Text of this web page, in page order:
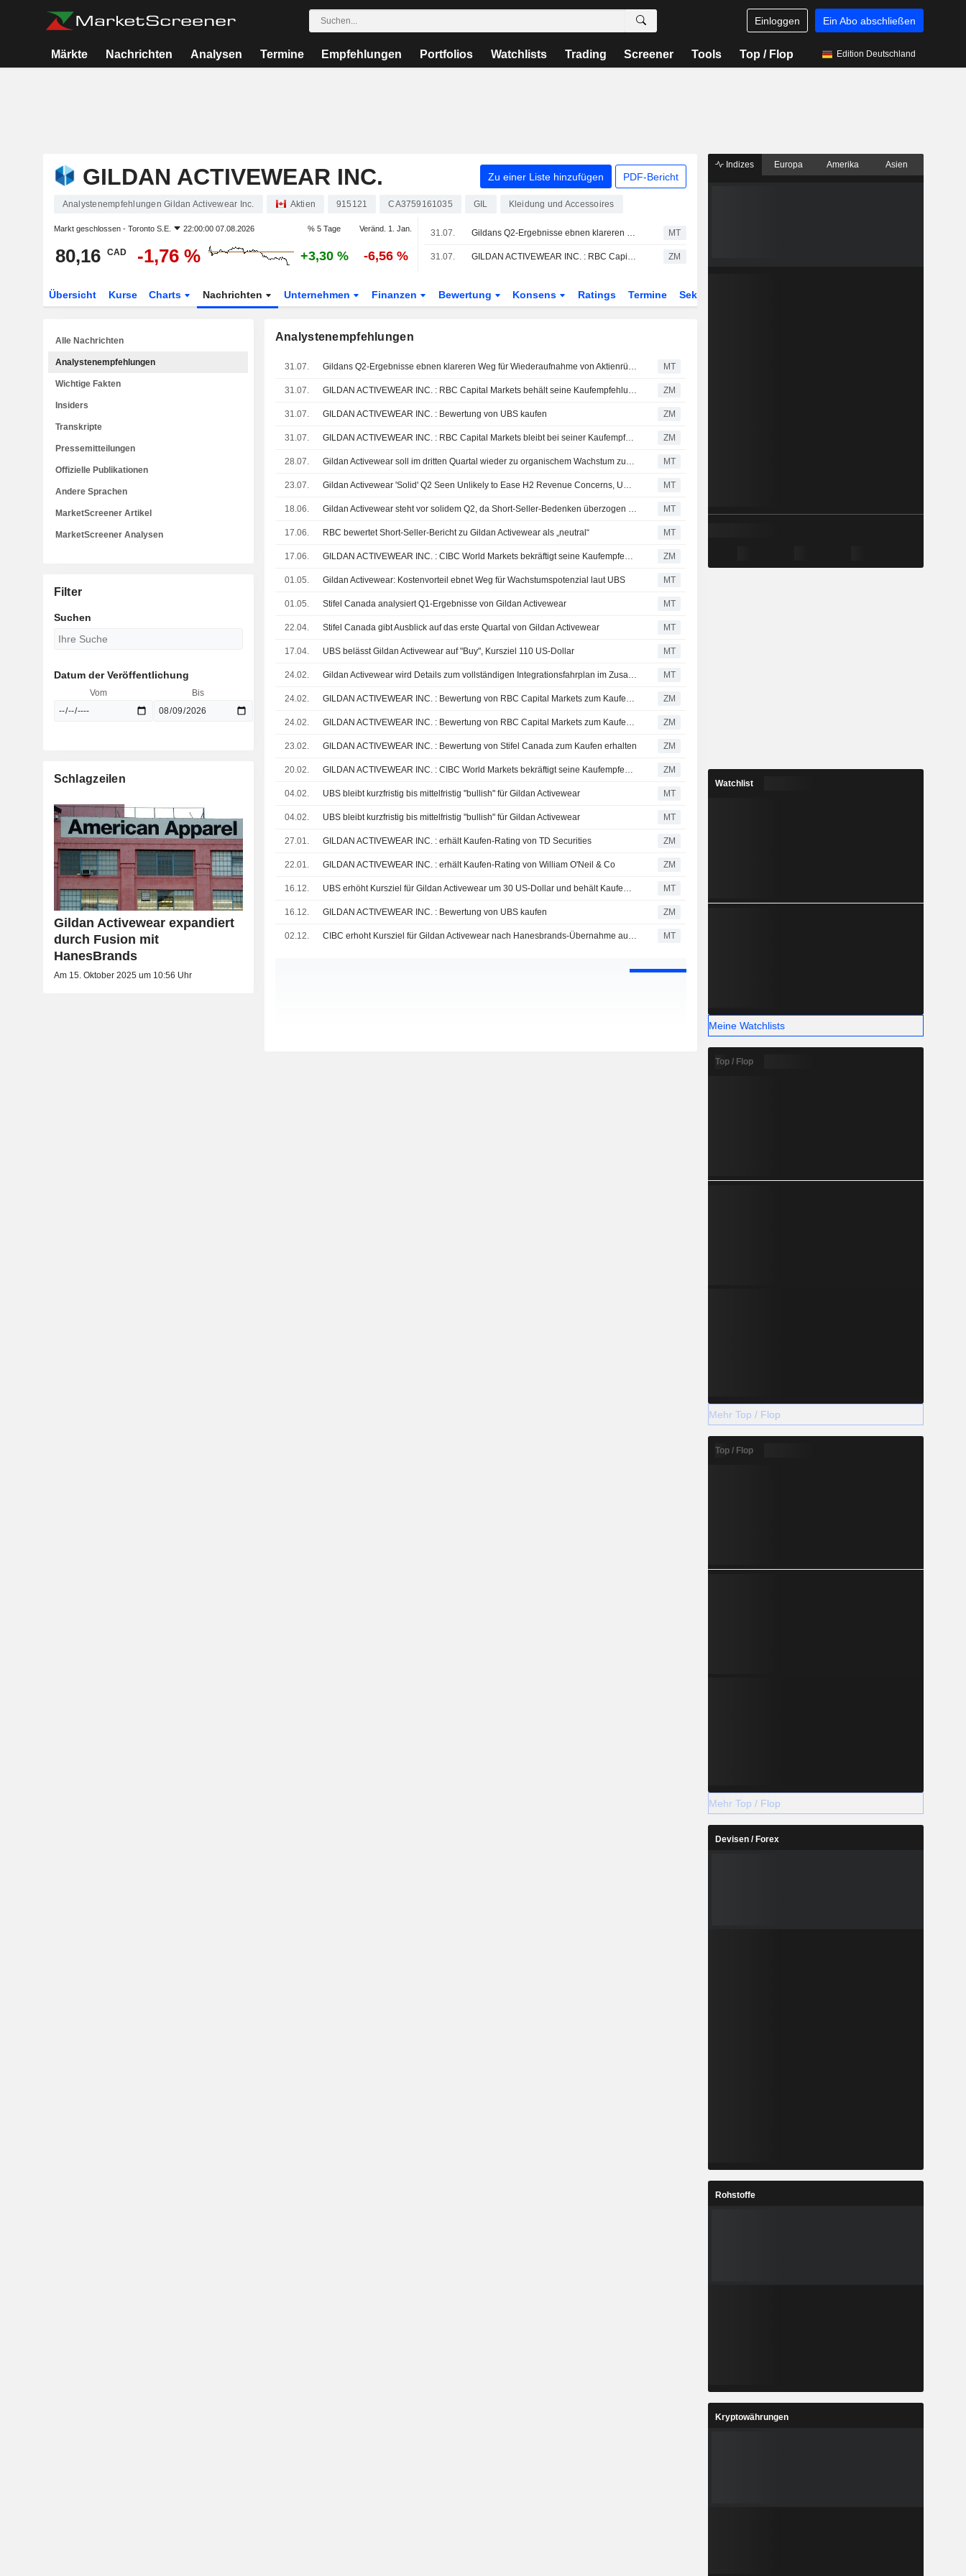
Einloggen Ein Abo abschließen
Märkte Nachrichten Analysen Termine Empfehlungen Portfolios Watchlists Trading Screener Tools Top / Flop Edition Deutschland
GILDAN ACTIVEWEAR INC. Zu einer Liste hinzufügen PDF-Bericht
Analystenempfehlungen Gildan Activewear Inc. Aktien 915121 CA3759161035 GIL Kleidung und Accessoires
Markt geschlossen - Toronto S.E. 22:00:00 07.08.2026 % 5 Tage Veränd. 1. Jan.
80,16 CAD -1,76 % +3,30 % -6,56 %
31.07. Gildans Q2-Ergebnisse ebnen klareren Weg für Wiederaufnahme von Aktienrückkäufen bis Jahresende, sagt RBC MT
31.07. GILDAN ACTIVEWEAR INC. : RBC Capital Markets behält seine Kaufempfehlung bei ZM
Übersicht Kurse Charts Nachrichten Unternehmen Finanzen Bewertung Konsens Ratings Termine Sektor
Analystenempfehlungen
31.07. Gildans Q2-Ergebnisse ebnen klareren Weg für Wiederaufnahme von Aktienrückkäufen bis Jahresende, sagt RBC MT
31.07. GILDAN ACTIVEWEAR INC. : RBC Capital Markets behält seine Kaufempfehlung bei ZM
31.07. GILDAN ACTIVEWEAR INC. : Bewertung von UBS kaufen ZM
31.07. GILDAN ACTIVEWEAR INC. : RBC Capital Markets bleibt bei seiner Kaufempfehlung ZM
28.07. Gildan Activewear soll im dritten Quartal wieder zu organischem Wachstum zurückkehren, sagt RBC MT
23.07. Gildan Activewear 'Solid' Q2 Seen Unlikely to Ease H2 Revenue Concerns, UBS Says MT
18.06. Gildan Activewear steht vor solidem Q2, da Short-Seller-Bedenken überzogen wirken, sagt UBS MT
17.06. RBC bewertet Short-Seller-Bericht zu Gildan Activewear als „neutral“ MT
17.06. GILDAN ACTIVEWEAR INC. : CIBC World Markets bekräftigt seine Kaufempfehlung ZM
01.05. Gildan Activewear: Kostenvorteil ebnet Weg für Wachstumspotenzial laut UBS MT
01.05. Stifel Canada analysiert Q1-Ergebnisse von Gildan Activewear MT
22.04. Stifel Canada gibt Ausblick auf das erste Quartal von Gildan Activewear MT
17.04. UBS belässt Gildan Activewear auf "Buy", Kursziel 110 US-Dollar MT
24.02. Gildan Activewear wird Details zum vollständigen Integrationsfahrplan im Zusammenhang mit der Übernahme von HanesBrands bekanntgeben, sagt RBC MT
24.02. GILDAN ACTIVEWEAR INC. : Bewertung von RBC Capital Markets zum Kaufen erhalten ZM
24.02. GILDAN ACTIVEWEAR INC. : Bewertung von RBC Capital Markets zum Kaufen erhalten ZM
23.02. GILDAN ACTIVEWEAR INC. : Bewertung von Stifel Canada zum Kaufen erhalten ZM
20.02. GILDAN ACTIVEWEAR INC. : CIBC World Markets bekräftigt seine Kaufempfehlung ZM
04.02. UBS bleibt kurzfristig bis mittelfristig "bullish" für Gildan Activewear MT
04.02. UBS bleibt kurzfristig bis mittelfristig "bullish" für Gildan Activewear MT
27.01. GILDAN ACTIVEWEAR INC. : erhält Kaufen-Rating von TD Securities ZM
22.01. GILDAN ACTIVEWEAR INC. : erhält Kaufen-Rating von William O'Neil & Co ZM
16.12. UBS erhöht Kursziel für Gildan Activewear um 30 US-Dollar und behält Kaufempfehlung bei, nachdem HanesBrands gekauft hat MT
16.12. GILDAN ACTIVEWEAR INC. : Bewertung von UBS kaufen ZM
02.12. CIBC erhoht Kursziel für Gildan Activewear nach Hanesbrands-Übernahme auf 71 US-Dollar MT
Alle Nachrichten
Analystenempfehlungen
Wichtige Fakten
Insiders
Transkripte
Pressemitteilungen
Offizielle Publikationen
Andere Sprachen
MarketScreener Artikel
MarketScreener Analysen
Filter
Suchen
Datum der Veröffentlichung
Vom Bis
Schlagzeilen
Gildan Activewear expandiert
durch Fusion mit
HanesBrands
Am 15. Oktober 2025 um 10:56 Uhr
Indizes Europa Amerika Asien
Watchlist
Meine Watchlists
Top / Flop
Mehr Top / Flop
Top / Flop
Mehr Top / Flop
Devisen / Forex
Rohstoffe
Kryptowährungen